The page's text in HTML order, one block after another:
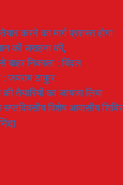
करने का मार्ग प्रशस्त होगा
की सराहना की,
बाहर निकाला : बिंदल
: जयराम ठाकुर
तैयारियों का जायजा लिया
विशेष आवासीय शिविर